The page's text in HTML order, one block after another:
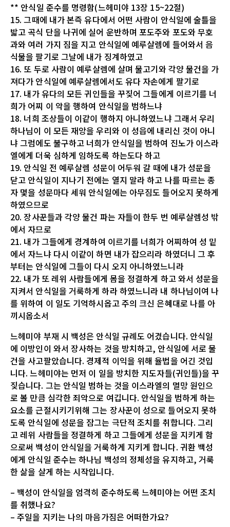
** 안식일 준수를 명령함(느헤미야 13장 15~22절)
15. 그때에 내가 본즉 유다에서 어떤 사람이 안식일에 술틀을
밟고 곡식 단을 나귀에 실어 운반하며 포도주와 포도와 무호
과와 여러 가지 짐을 지고 안식일에 예루살렘에 들어와서 음
식물을 팔기로 그날에 내가 징계하였고
16. 또 두로 사람이 예루살렘에 살며 물고기와 각양 물건을 가
져다가 안식일에 예루살렘에서도 유다 자손에게 팔기로
17. 내가 유다의 모든 귀인들을 꾸짖어 그들에게 이르기를 너
희가 어찌 이 악을 행하여 안식일을 범하느냐
18. 너희 조상들이 이같이 행하지 아니하였느냐 그래서 우리
하나님이 이 모든 재앙을 우리와 이 성읍에 내리신 것이 아니
냐 그럼에도 불구하고 너희가 안식일을 범하여 진노가 이스라
엘에게 더욱 심하게 임하도록 하는도다 하고
19. 안식일 전 예루살렘 성문이 어두워 갈 때에 내가 성문을
닫고 안식일이 지나기 전에는 열지 말라 하고 나를 따르는 종
자 몇을 성문마다 세워 안식일에는 아무짐도 들어오지 못하게
하였으므로
20. 장사꾼들과 각양 물건 파는 자들이 한두 번 예루살렘성 밖
에서 자므로
21. 내가 그들에게 경계하여 이르기를 너희가 어찌하여 성 밑
에서 자느냐 다시 이같이 하면 내가 잡으리라 하였더니 그 후
부터는 안식일에 그들이 다시 오지 아니하였느니라
22. 내가 또 레위 사람들에게 몸을 정결하게 하고 와서 성문을
지켜서 안식일을 거룩하게 하라 하였느니라 내 하나님이여 나
를 위하여 이 일도 기억하시옵고 주의 크신 은혜대로 나를 아
끼시옵소서
느헤미야 부재 시 백성은 안식일 규례도 어겼습니다. 안식일
에 이방인이 와서 장사하는 것을 방치하고, 안식일에 서로 물
건을 사고팔았습니다. 경제적 이익을 위해 율법을 어긴 것입
니다. 느헤미야는 먼저 이 일을 방치한 지도자들(귀인들)을 꾸
짖습니다. 그는 안식일 범하는 것을 이스라엘의 멸망 원인으
로 볼 만큼 심각한 죄악으로 여깁니다. 안식일을 범하게 하는
요소를 근절시키기위해 그는 장사꾼이 성으로 들어오지 못하
도록 안식일에 성문을 잠그는 극단적 조치를 취합니다. 그리
고 레위 사람들을 정결하게 하고 그들에게 성문을 지키게 함
으로써 백성이 안식일을 거룩하게 지키게 합니다. 귀환 백성
에게 안식일 준수는 하나님 백성의 정체성을 유지하고, 거룩
한 삶을 살게 하는 시작입니다.
– 백성이 안식일을 엄격히 준수하도록 느헤미야는 어떤 조치
를 취했나요?
– 주일을 지키는 나의 마음가짐은 어떠한가요?